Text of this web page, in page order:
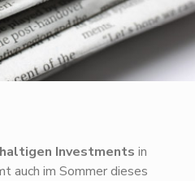
Investments in
auch im Sommer dieses